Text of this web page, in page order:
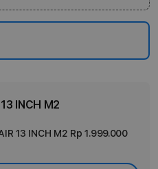
INCH M2
13 INCH M2 Rp 1.999.000